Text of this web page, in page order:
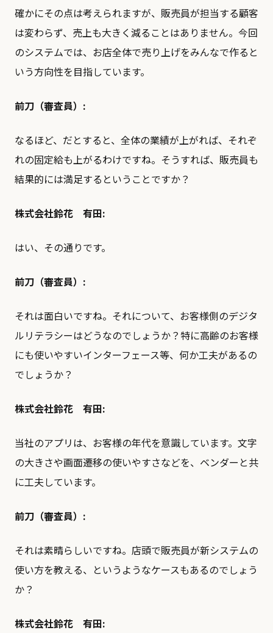
確かにその点は考えられますが、販売員が担当する顧客
は変わらず、売上も大きく減ることはありません。今回
のシステムでは、お店全体で売り上げをみんなで作ると
いう方向性を目指しています。
前刀（審査員）:
なるほど、だとすると、全体の業績が上がれば、それぞ
れの固定給も上がるわけですね。そうすれば、販売員も
結果的には満足するということですか？
株式会社鈴花 有田:
はい、その通りです。
前刀（審査員）:
それは面白いですね。それについて、お客様側のデジタ
ルリテラシーはどうなのでしょうか？特に高齢のお客様
にも使いやすいインターフェース等、何か工夫があるの
でしょうか？
株式会社鈴花 有田:
当社のアプリは、お客様の年代を意識しています。文字
の大きさや画面遷移の使いやすさなどを、ベンダーと共
に工夫しています。
前刀（審査員）:
それは素晴らしいですね。店頭で販売員が新システムの
使い方を教える、というようなケースもあるのでしょう
か？
株式会社鈴花 有田: